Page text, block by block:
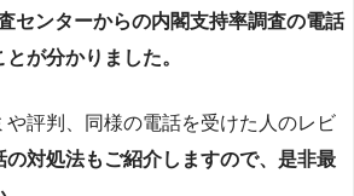
センターからの内閣支持率調査の電話
が分かりました。
や評判、同様の電話を受けた人のレビ
の対処法もご紹介しますので、是非最